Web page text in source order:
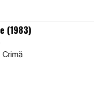
(1983)
Crimă